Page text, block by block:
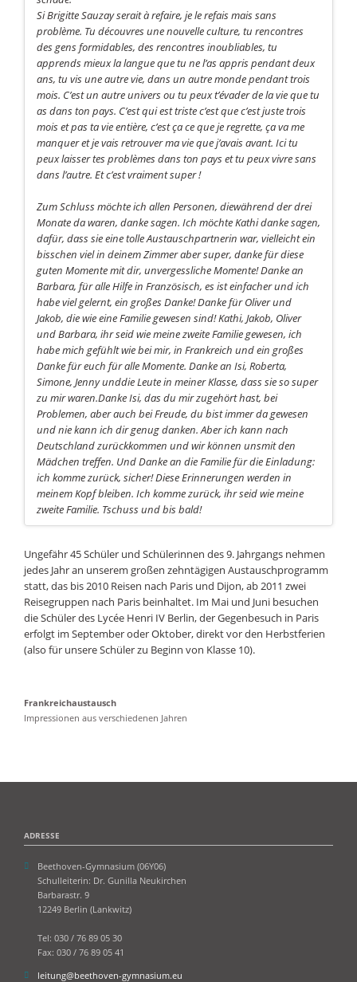
Si Brigitte Sauzay serait à refaire, je le refais mais sans
problème. Tu découvres une nouvelle culture, tu rencontres
des gens formidables, des rencontres inoubliables, tu
apprends mieux la langue que tu ne l’as appris pendant deux
ans, tu vis une autre vie, dans un autre monde pendant trois
mois. C’est un autre univers ou tu peux t’évader de la vie que tu
as dans ton pays. C’est qui est triste c’est que c’est juste trois
mois et pas ta vie entière, c’est ça ce que je regrette, ça va me
manquer et je vais retrouver ma vie que j’avais avant. Ici tu
peux laisser tes problèmes dans ton pays et tu peux vivre sans
dans l’autre. Et c’est vraiment super !
Zum Schluss möchte ich allen Personen, diewährend der drei
Monate da waren, danke sagen. Ich möchte Kathi danke sagen,
dafür, dass sie eine tolle Austauschpartnerin war, vielleicht ein
bisschen viel in deinem Zimmer aber super, danke für diese
guten Momente mit dir, unvergessliche Momente! Danke an
Barbara, für alle Hilfe in Französisch, es ist einfacher und ich
habe viel gelernt, ein großes Danke! Danke für Oliver und
Jakob, die wie eine Familie gewesen sind! Kathi, Jakob, Oliver
und Barbara, ihr seid wie meine zweite Familie gewesen, ich
habe mich gefühlt wie bei mir, in Frankreich und ein großes
Danke für euch für alle Momente. Danke an Isi, Roberta,
Simone, Jenny unddie Leute in meiner Klasse, dass sie so super
zu mir waren.Danke Isi, das du mir zugehört hast, bei
Problemen, aber auch bei Freude, du bist immer da gewesen
und nie kann ich dir genug danken. Aber ich kann nach
Deutschland zurückkommen und wir können unsmit den
Mädchen treffen. Und Danke an die Familie für die Einladung:
ich komme zurück, sicher! Diese Erinnerungen werden in
meinem Kopf bleiben. Ich komme zurück, ihr seid wie meine
zweite Familie. Tschuss und bis bald!
Ungefähr 45 Schüler und Schülerinnen des 9. Jahrgangs nehmen
jedes Jahr an unserem großen zehntägigen Austauschprogramm
statt, das bis 2010 Reisen nach Paris und Dijon, ab 2011 zwei
Reisegruppen nach Paris beinhaltet. Im Mai und Juni besuchen
die Schüler des Lycée Henri IV Berlin, der Gegenbesuch in Paris
erfolgt im September oder Oktober, direkt vor den Herbstferien
(also für unsere Schüler zu Beginn von Klasse 10).
Frankreichaustausch
Impressionen aus verschiedenen Jahren
ADRESSE
Beethoven-Gymnasium (06Y06)
Schulleiterin: Dr. Gunilla Neukirchen
Barbarastr. 9
12249 Berlin (Lankwitz)
Tel: 030 / 76 89 05 30
Fax: 030 / 76 89 05 41
leitung@beethoven-gymnasium.eu